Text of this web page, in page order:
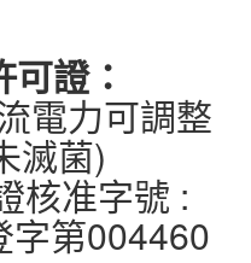
證：
電力可調整
滅菌)
核准字號 :
字第004460